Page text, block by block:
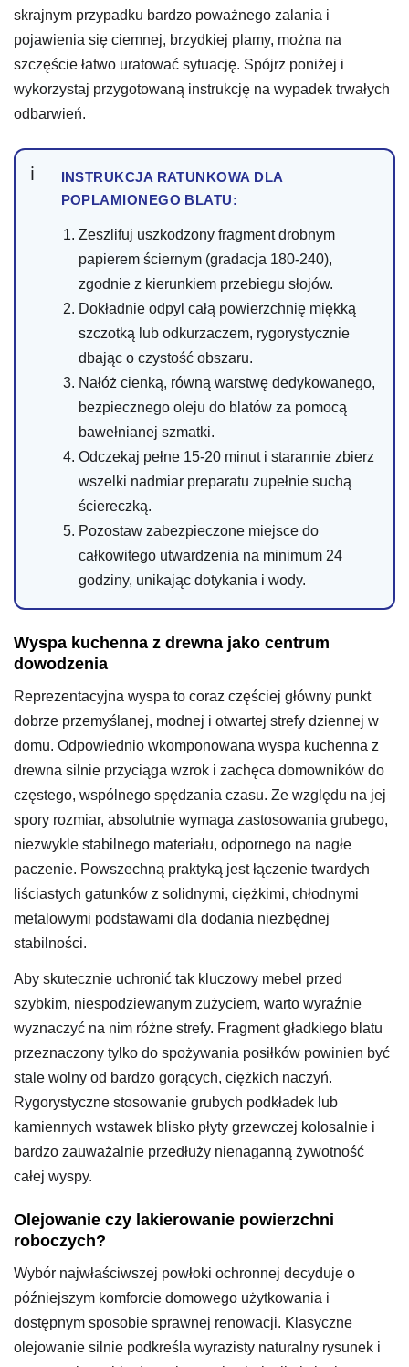
skrajnym przypadku bardzo poważnego zalania i
pojawienia się ciemnej, brzydkiej plamy, można na
szczęście łatwo uratować sytuację. Spójrz poniżej i
wykorzystaj przygotowaną instrukcję na wypadek trwałych
odbarwień.
INSTRUKCJA RATUNKOWA DLA
POPLAMIONEGO BLATU:
Zeszlifuj uszkodzony fragment drobnym
papierem ściernym (gradacja 180-240),
zgodnie z kierunkiem przebiegu słojów.
Dokładnie odpyl całą powierzchnię miękką
szczotką lub odkurzaczem, rygorystycznie
dbając o czystość obszaru.
Nałóż cienką, równą warstwę dedykowanego,
bezpiecznego oleju do blatów za pomocą
bawełnianej szmatki.
Odczekaj pełne 15-20 minut i starannie zbierz
wszelki nadmiar preparatu zupełnie suchą
ściereczką.
Pozostaw zabezpieczone miejsce do
całkowitego utwardzenia na minimum 24
godziny, unikając dotykania i wody.
Wyspa kuchenna z drewna jako centrum
dowodzenia
Reprezentacyjna wyspa to coraz częściej główny punkt
dobrze przemyślanej, modnej i otwartej strefy dziennej w
domu. Odpowiednio wkomponowana wyspa kuchenna z
drewna silnie przyciąga wzrok i zachęca domowników do
częstego, wspólnego spędzania czasu. Ze względu na jej
spory rozmiar, absolutnie wymaga zastosowania grubego,
niezwykle stabilnego materiału, odpornego na nagłe
paczenie. Powszechną praktyką jest łączenie twardych
liściastych gatunków z solidnymi, ciężkimi, chłodnymi
metalowymi podstawami dla dodania niezbędnej
stabilności.
Aby skutecznie uchronić tak kluczowy mebel przed
szybkim, niespodziewanym zużyciem, warto wyraźnie
wyznaczyć na nim różne strefy. Fragment gładkiego blatu
przeznaczony tylko do spożywania posiłków powinien być
stale wolny od bardzo gorących, ciężkich naczyń.
Rygorystyczne stosowanie grubych podkładek lub
kamiennych wstawek blisko płyty grzewczej kolosalnie i
bardzo zauważalnie przedłuży nienaganną żywotność
całej wyspy.
Olejowanie czy lakierowanie powierzchni
roboczych?
Wybór najwłaściwszej powłoki ochronnej decyduje o
późniejszym komforcie domowego użytkowania i
dostępnym sposobie sprawnej renowacji. Klasyczne
olejowanie silnie podkreśla wyrazisty naturalny rysunek i